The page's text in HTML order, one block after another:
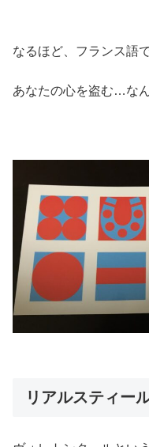
なるほど、フランス語
あなたの心を盗む…な
リアルスティー